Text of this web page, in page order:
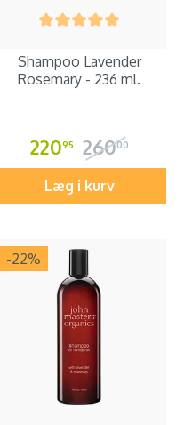
Shampoo Lavender
Rosemary - 236 ml.
22095 26000
Læg i kurv
-22%